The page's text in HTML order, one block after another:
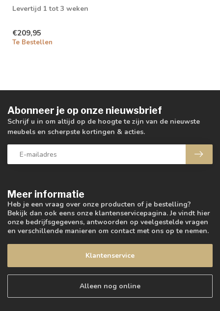
Levertijd 1 tot 3 weken
€209,95
Te Bestellen
Meer informatie
Heb je een vraag over onze producten of je bestelling?
Bekijk dan ook eens onze klantenservicepagina. Je vindt hier
onze bedrijfsgegevens, antwoorden op veelgestelde vragen
en verschillende manieren om contact met ons op te nemen.
Klantenservice
Alleen nog online
Abonneer je op onze nieuwsbrief
Schrijf u in om altijd op de hoogte te zijn van de nieuwste
meubels en scherpste kortingen & acties.